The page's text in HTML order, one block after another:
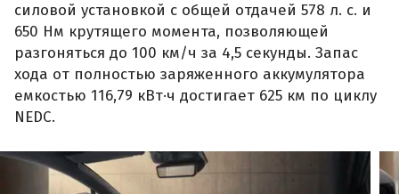
силовой установкой с общей отдачей 578 л. с. и
650 Нм крутящего момента, позволяющей
разгоняться до 100 км/ч за 4,5 секунды. Запас
хода от полностью заряженного аккумулятора
емкостью 116,79 кВт·ч достигает 625 км по циклу
NEDC.